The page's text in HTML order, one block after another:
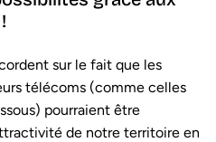
sur le fait que les
télécoms (comme celles
pourraient être
de notre territoire en